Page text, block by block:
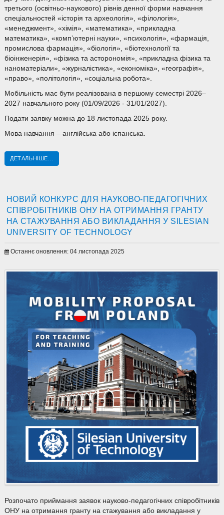
третього (освітньо-наукового) рівнів денної форми навчання
спеціальностей «історія та археологія», «філологія»,
«менеджмент», «хімія», «математика», «прикладна
математика», «комп’ютерні науки», «психологія», «фармація,
промислова фармація», «біологія», «біотехнології та
біоінженерія», «фізика та асторономія», «прикладна фізика та
наноматеріали», «журналістика», «економіка», «географія»,
«право», «політологія», «соціальна робота».
Мобільність має бути реалізована в першому семестрі 2026–
2027 навчального року (01/09/2026 - 31/01/2027).
Подати заявку можна до 18 листопада 2025 року.
Мова навчання – англійська або іспанська.
ДЕТАЛЬНІШЕ...
НОВИЙ КОНКУРС ДЛЯ НАУКОВО-ПЕДАГОГІЧНИХ
СПІВРОБІТНИКІВ ОНУ НА ОТРИМАННЯ ГРАНТУ
НА СТАЖУВАННЯ АБО ВИКЛАДАННЯ У SILESIAN
UNIVERSITY OF TECHNOLOGY
Останнє оновлення: 04 листопада 2025
Розпочато приймання заявок науково-педагогічних співробітників
ОНУ на отримання гранту на стажування або викладання у